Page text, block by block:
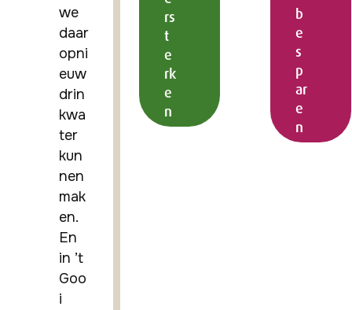
we
daar
opni
euw
drin
kwa
ter
kun
nen
mak
en.
En
in ’t
Goo
i
rs
t
e
rk
e
n
b
e
s
p
ar
e
n